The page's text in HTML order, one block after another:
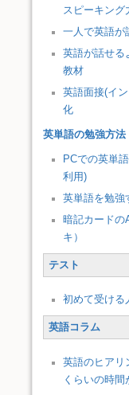
スピーキング
一人で英語が
英語が話せる
教材
英語面接(イ
化
英単語の勉強方法
PCでの英単
利用)
英単語を勉強
暗記カードの
キ）
テスト
初めて受ける
英語コラム
英語のヒアリ
くらいの時間